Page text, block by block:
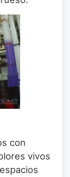
con
vivos